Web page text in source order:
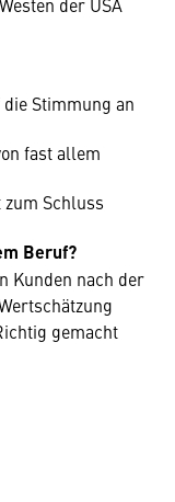
Stimmung an
fast allem
Schluss
Beruf?
Kunden nach der
gemacht